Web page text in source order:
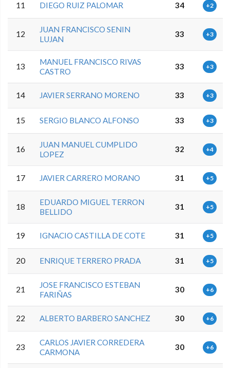
11 DIEGO RUIZ PALOMAR 34 +2
12
JUAN FRANCISCO SENIN
LUJAN
33 +3
13
MANUEL FRANCISCO RIVAS
CASTRO
33 +3
14 JAVIER SERRANO MORENO 33 +3
15 SERGIO BLANCO ALFONSO 33 +3
16
JUAN MANUEL CUMPLIDO
LOPEZ
32 +4
17 JAVIER CARRERO MORANO 31 +5
18
EDUARDO MIGUEL TERRON
BELLIDO
31 +5
19 IGNACIO CASTILLA DE COTE 31 +5
20 ENRIQUE TERRERO PRADA 31 +5
21
JOSE FRANCISCO ESTEBAN
FARIÑAS
30 +6
22 ALBERTO BARBERO SANCHEZ 30 +6
23
CARLOS JAVIER CORREDERA
CARMONA
30 +6